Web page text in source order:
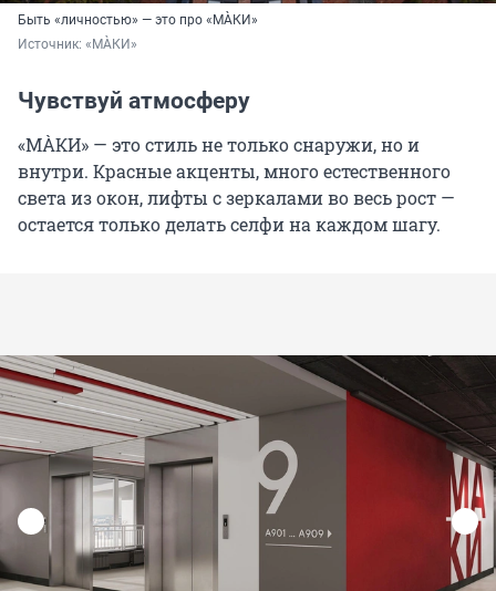
Быть «личностью» — это про «МÀКИ»
Источник: «МÀКИ»
Чувствуй атмосферу
«МÀКИ» — это стиль не только снаружи, но и
внутри. Красные акценты, много естественного
света из окон, лифты с зеркалами во весь рост —
остается только делать селфи на каждом шагу.